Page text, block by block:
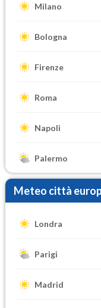
Milano
Bologna
Firenze
Roma
Napoli
Palermo
Meteo città
Londra
Parigi
Madrid